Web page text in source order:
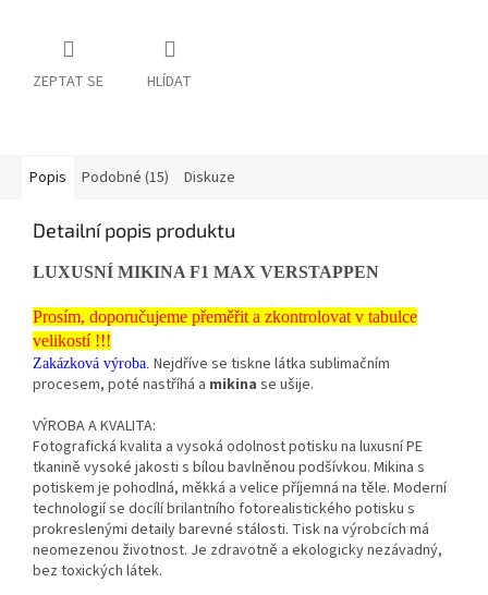
ZEPTAT SE HLÍDAT
Popis Podobné (15) Diskuze
Detailní popis produktu
LUXUSNÍ MIKINA F1 MAX VERSTAPPEN
Prosím, doporučujeme přeměřit a zkontrolovat v tabulce
velikostí !!!
Zakázková výroba. Nejdříve se tiskne látka sublimačním
procesem, poté nastříhá a mikina se ušije.
VÝROBA A KVALITA:
Fotografická kvalita a vysoká odolnost potisku na luxusní PE
tkanině vysoké jakosti s bílou bavlněnou podšívkou. Mikina s
potiskem je pohodlná, měkká a velice příjemná na těle. Moderní
technologií se docílí brilantního fotorealistického potisku s
prokreslenými detaily barevné stálosti. Tisk na výrobcích má
neomezenou životnost. Je zdravotně a ekologicky nezávadný,
bez toxických látek.